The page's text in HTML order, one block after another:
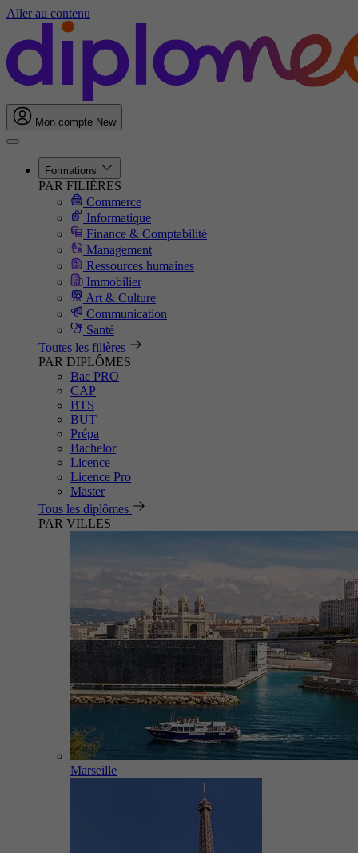
Aller au contenu
Mon compte New
Formations
PAR FILIÈRES
Commerce
Informatique
Finance & Comptabilité
Management
Ressources humaines
Immobilier
Art & Culture
Communication
Santé
Toutes les filières
PAR DIPLÔMES
Bac PRO
CAP
BTS
BUT
Prépa
Bachelor
Licence
Licence Pro
Master
Tous les diplômes
PAR VILLES
Marseille